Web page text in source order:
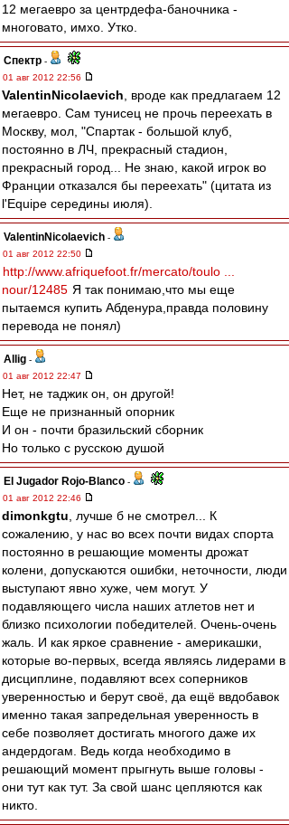
12 мегаевро за центрдефа-баночника -
многовато, имхо. Утко.
Спектр -
01 авг 2012 22:56
ValentinNicolaevich , вроде как предлагаем 12
мегаевро. Сам тунисец не прочь переехать в
Москву, мол, "Спартак - большой клуб,
постоянно в ЛЧ, прекрасный стадион,
прекрасный город... Не знаю, какой игрок во
Франции отказался бы переехать" (цитата из
l'Equipe середины июля).
ValentinNicolaevich -
01 авг 2012 22:50
http://www.afriquefoot.fr/mercato/toulo ...
nour/12485 Я так понимаю,что мы еще
пытаемся купить Абденура,правда половину
перевода не понял)
Allig -
01 авг 2012 22:47
Нет, не таджик он, он другой!
Еще не признанный опорник
И он - почти бразильский сборник
Но только с русскою душой
El Jugador Rojo-Blanco -
01 авг 2012 22:46
dimonkgtu , лучше б не смотрел... К
сожалению, у нас во всех почти видах спорта
постоянно в решающие моменты дрожат
колени, допускаются ошибки, неточности, люди
выступают явно хуже, чем могут. У
подавляющего числа наших атлетов нет и
близко психологии победителей. Очень-очень
жаль. И как яркое сравнение - америкашки,
которые во-первых, всегда являясь лидерами в
дисциплине, подавляют всех соперников
уверенностью и берут своё, да ещё ввдобавок
именно такая запредельная уверенность в
себе позволяет достигать многого даже их
андердогам. Ведь когда необходимо в
решающий момент прыгнуть выше головы -
они тут как тут. За свой шанс цепляются как
никто.